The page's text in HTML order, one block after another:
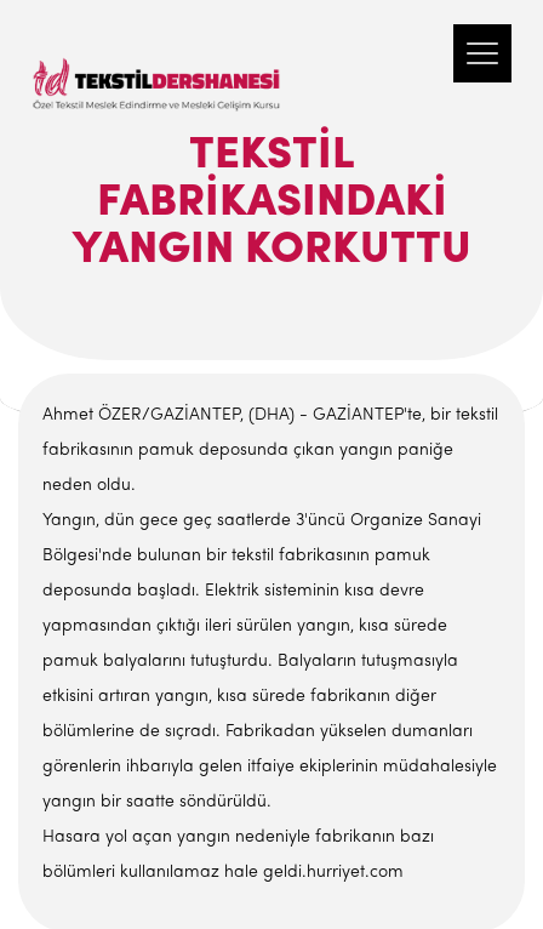
TEKSTIL
FABRIKASINDAKI
YANGIN KORKUTTU
Ahmet ÖZER/GAZİANTEP, (DHA) - GAZİANTEP'te, bir tekstil
fabrikasının pamuk deposunda çıkan yangın paniğe
neden oldu.
Yangın, dün gece geç saatlerde 3'üncü Organize Sanayi
Bölgesi'nde bulunan bir tekstil fabrikasının pamuk
deposunda başladı. Elektrik sisteminin kısa devre
yapmasından çıktığı ileri sürülen yangın, kısa sürede
pamuk balyalarını tutuşturdu. Balyaların tutuşmasıyla
etkisini artıran yangın, kısa sürede fabrikanın diğer
bölümlerine de sıçradı. Fabrikadan yükselen dumanları
görenlerin ihbarıyla gelen itfaiye ekiplerinin müdahalesiyle
yangın bir saatte söndürüldü.
Hasara yol açan yangın nedeniyle fabrikanın bazı
bölümleri kullanılamaz hale geldi.hurriyet.com